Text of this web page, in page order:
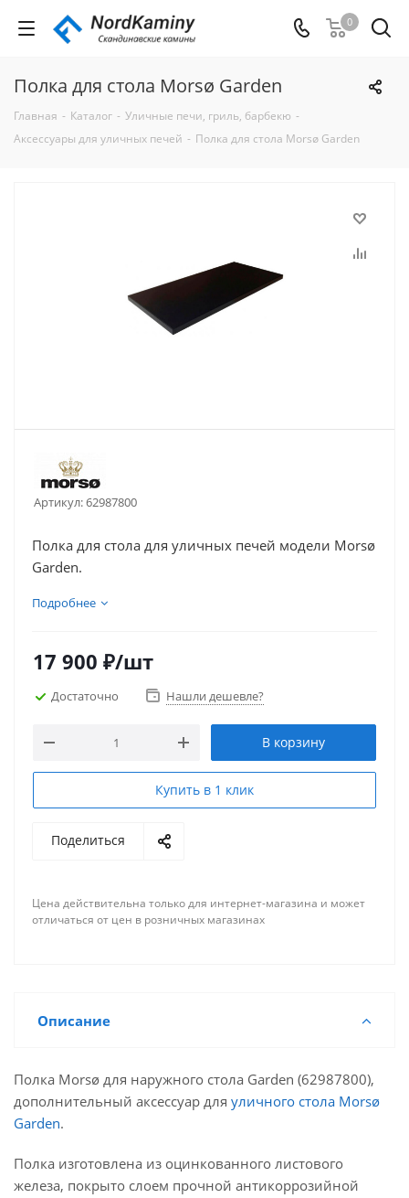
0
Полка для стола Morsø Garden
Главная - Каталог - Уличные печи, гриль, барбекю -
Аксессуары для уличных печей - Полка для стола Morsø Garden
Артикул:62987800
Полка для стола для уличных печей модели Morsø
Garden.
Подробнее
17 900 ₽/шт
Достаточно Нашли дешевле?
В корзину
Купить в 1 клик
Поделиться
Цена действительна только для интернет-магазина и может
отличаться от цен в розничных магазинах
Описание
Полка Morsø для наружного стола Garden (62987800),
дополнительный аксессуар для уличного стола Morsø
Garden.
Полка изготовлена из оцинкованного листового
железа, покрыто слоем прочной антикоррозийной